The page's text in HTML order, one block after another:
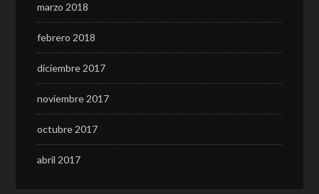
marzo 2018
febrero 2018
diciembre 2017
noviembre 2017
octubre 2017
abril 2017